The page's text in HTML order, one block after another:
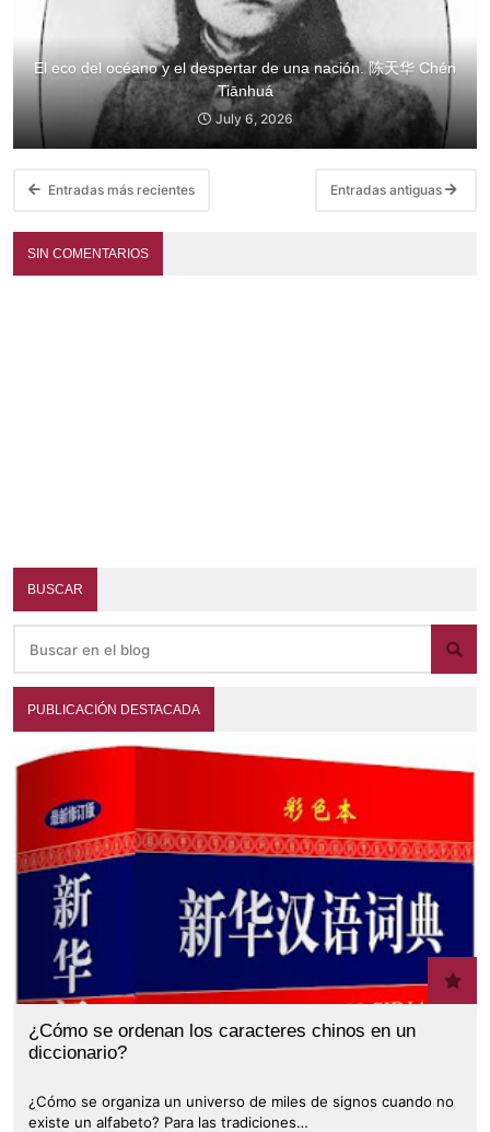
El eco del océano y el despertar de una nación. 陈天华 Chén
Tiānhuá
July 6, 2026
Entradas más recientes Entradas antiguas
SIN COMENTARIOS
BUSCAR
PUBLICACIÓN DESTACADA
¿Cómo se ordenan los caracteres chinos en un
diccionario?
¿Cómo se organiza un universo de miles de signos cuando no
existe un alfabeto? Para las tradiciones…